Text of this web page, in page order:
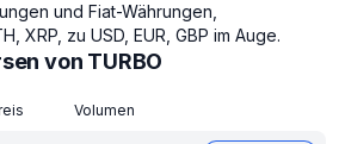
und Fiat-Währungen,
XRP, zu USD, EUR, GBP im Auge.
von TURBO
Volumen